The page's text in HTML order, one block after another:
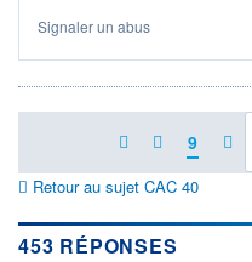
Signaler un abus
9
Retour au sujet CAC 40
453 RÉPONSES